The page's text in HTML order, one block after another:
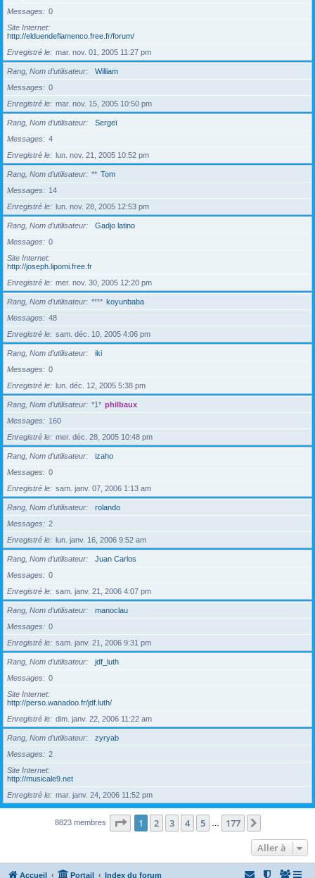
Messages
0
Site Internet
http://elduendeflamenco.free.fr/forum/
Enregistré le
mar. nov. 01, 2005 11:27 pm
Rang, Nom d’utilisateur
William
Messages
0
Enregistré le
mar. nov. 15, 2005 10:50 pm
Rang, Nom d’utilisateur
Sergeï
Messages
4
Enregistré le
lun. nov. 21, 2005 10:52 pm
Rang, Nom d’utilisateur ** Tom
Messages
14
Enregistré le
lun. nov. 28, 2005 12:53 pm
Rang, Nom d’utilisateur
Gadjo latino
Messages
0
Site Internet
http://joseph.lipomi.free.fr
Enregistré le
mer. nov. 30, 2005 12:20 pm
Rang, Nom d’utilisateur **** koyunbaba
Messages
48
Enregistré le
sam. déc. 10, 2005 4:06 pm
Rang, Nom d’utilisateur
iki
Messages
0
Enregistré le
lun. déc. 12, 2005 5:38 pm
Rang, Nom d’utilisateur *1* philbaux
Messages
160
Enregistré le
mer. déc. 28, 2005 10:48 pm
Rang, Nom d’utilisateur
izaho
Messages
0
Enregistré le
sam. janv. 07, 2006 1:13 am
Rang, Nom d’utilisateur
rolando
Messages
2
Enregistré le
lun. janv. 16, 2006 9:52 am
Rang, Nom d’utilisateur
Juan Carlos
Messages
0
Enregistré le
sam. janv. 21, 2006 4:07 pm
Rang, Nom d’utilisateur
manoclau
Messages
0
Enregistré le
sam. janv. 21, 2006 9:31 pm
Rang, Nom d’utilisateur
jdf_luth
Messages
0
Site Internet
http://perso.wanadoo.fr/jdf.luth/
Enregistré le
dim. janv. 22, 2006 11:22 am
Rang, Nom d’utilisateur
zyryab
Messages
2
Site Internet
http://musicale9.net
Enregistré le
mar. janv. 24, 2006 11:52 pm
8823 membres Page 1sur177
1 2 3 4 5 177
Aller à
Accueil Portail Index du forum